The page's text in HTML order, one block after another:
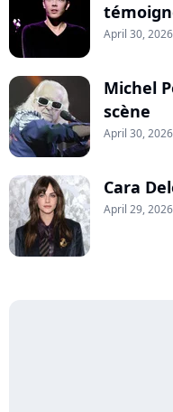
April 30, 2026
Michel
scène
April 30, 2026
Cara
April 29, 2026